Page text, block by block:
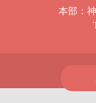
本部：